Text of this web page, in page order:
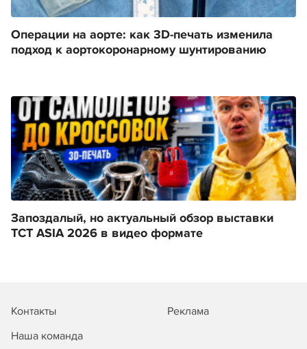
Операции на аорте: как 3D-печать изменила
подход к аортокоронарному шунтированию
Запоздалый, но актуальный обзор выставки
TCT ASIA 2026 в видео формате
Контакты
Реклама
Наша команда